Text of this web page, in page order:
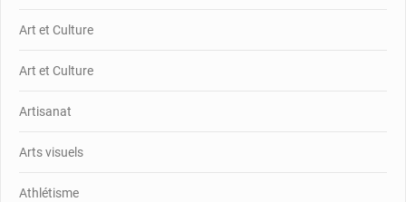
Art et Culture
Art et Culture
Artisanat
Arts visuels
Athlétisme